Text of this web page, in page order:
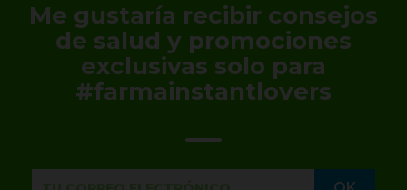
Me gustaría recibir consejos
de salud y promociones
exclusivas solo para
#farmainstantlovers